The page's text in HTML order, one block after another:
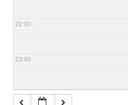
22:00
23:00